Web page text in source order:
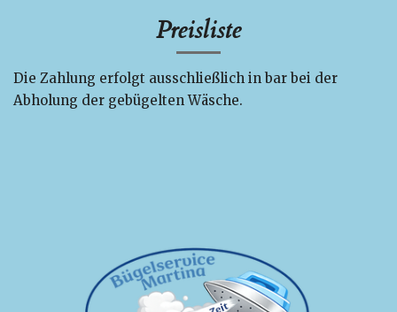
Preisliste
Die Zahlung erfolgt ausschließlich in bar bei der
Abholung der gebügelten Wäsche.